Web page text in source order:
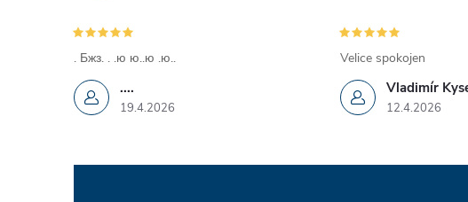
....
19.4.2026
. Бжз. . .ю ю..ю .ю..
Vladimír
12.4.2026
Velice spokojen